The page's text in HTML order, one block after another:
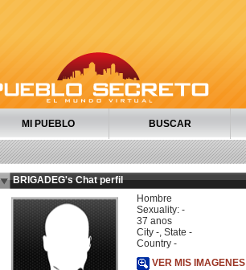
MI PUEBLO BUSCAR
BRIGADEG's Chat perfil
Hombre
Sexuality: -
37 anos
City -, State -
Country -
VER MIS IMAGENES